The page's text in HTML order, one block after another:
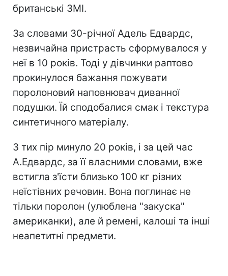
британські ЗМІ.
За словами 30-річної Адель Едвардс,
незвичайна пристрасть сформувалося у
неї в 10 років. Тоді у дівчинки раптово
прокинулося бажання пожувати
поролоновий наповнювач диванної
подушки. Їй сподобалися смак і текстура
синтетичного матеріалу.
З тих пір минуло 20 років, і за цей час
А.Едвардс, за її власними словами, вже
встигла з'їсти близько 100 кг різних
неїстівних речовин. Вона поглинає не
тільки поролон (улюблена "закуска"
американки), але й ремені, калоші та інші
неапетитні предмети.